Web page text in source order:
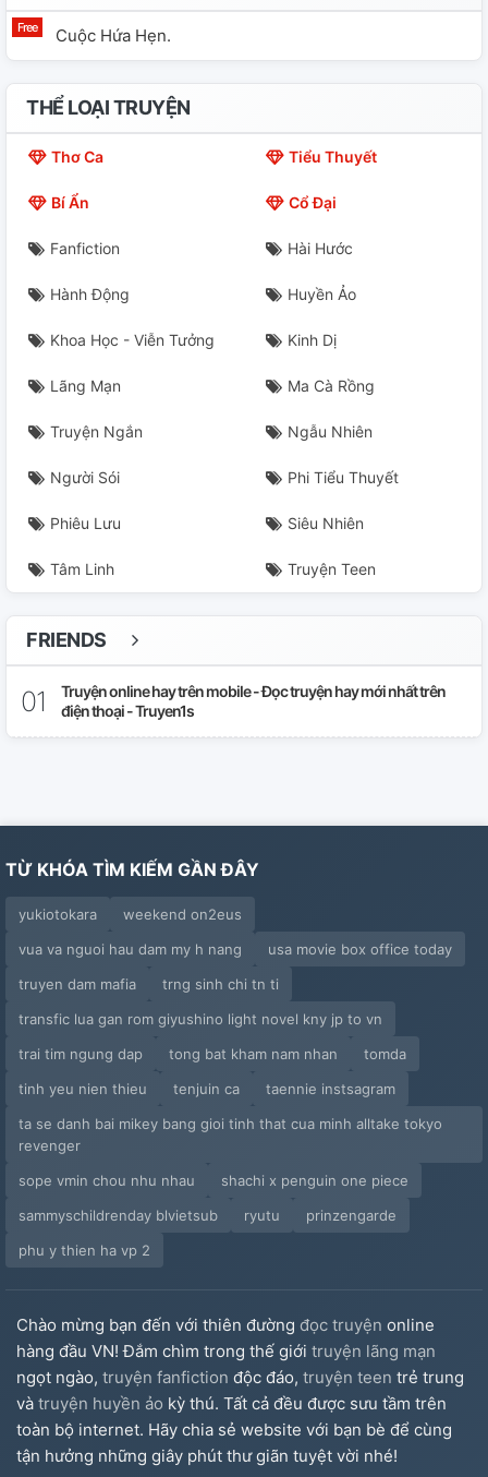
Cuộc Hứa Hẹn.
THỂ LOẠI TRUYỆN
Thơ Ca Tiểu Thuyết
Bí Ẩn Cổ Đại
Fanfiction Hài Hước
Hành Động Huyền Ảo
Khoa Học - Viễn Tưởng Kinh Dị
Lãng Mạn Ma Cà Rồng
Truyện Ngắn Ngẫu Nhiên
Người Sói Phi Tiểu Thuyết
Phiêu Lưu Siêu Nhiên
Tâm Linh Truyện Teen
FRIENDS
Truyện online hay trên mobile - Đọc truyện hay mới nhất trên
điện thoại - Truyen1s
TỪ KHÓA TÌM KIẾM GẦN ĐÂY
yukiotokara
weekend on2eus
vua va nguoi hau dam my h nang
usa movie box office today
truyen dam mafia
trng sinh chi tn ti
transfic lua gan rom giyushino light novel kny jp to vn
trai tim ngung dap
tong bat kham nam nhan
tomda
tinh yeu nien thieu
tenjuin ca
taennie instsagram
ta se danh bai mikey bang gioi tinh that cua minh alltake tokyo
revenger
sope vmin chou nhu nhau
shachi x penguin one piece
sammyschildrenday blvietsub
ryutu
prinzengarde
phu y thien ha vp 2
Chào mừng bạn đến với thiên đường đọc truyện online
hàng đầu VN! Đắm chìm trong thế giới truyện lãng mạn
ngọt ngào, truyện fanfiction độc đáo, truyện teen trẻ trung
và truyện huyền ảo kỳ thú. Tất cả đều được sưu tầm trên
toàn bộ internet. Hãy chia sẻ website với bạn bè để cùng
tận hưởng những giây phút thư giãn tuyệt vời nhé!